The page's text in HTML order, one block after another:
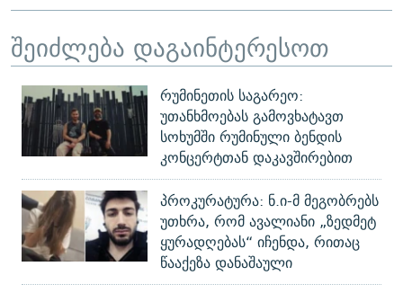
შეიძლება დაგაინტერესოთ
რუმინეთის საგარეო:
უთანხმოებას გამოვხატავთ
სოხუმში რუმინული ბენდის
კონცერტთან დაკავშირებით
პროკურატურა: ნ.ი-მ მეგობრებს
უთხრა, რომ ავალიანი „ზედმეტ
ყურადღებას“ იჩენდა, რითაც
წააქეზა დანაშაული